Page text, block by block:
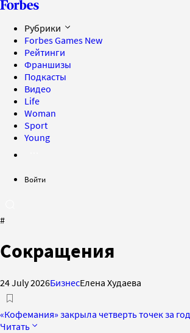
Рубрики
Forbes Games New
Рейтинги
Франшизы
Подкасты
Видео
Life
Woman
Sport
Young
Войти
#
Сокращения
24 July 2026БизнесЕлена Худаева
«Кофемания» закрыла четверть точек за год
Читать